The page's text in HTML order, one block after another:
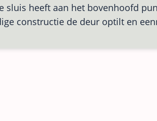
sluis heeft aan het bovenhoofd
constructie de deur optilt en